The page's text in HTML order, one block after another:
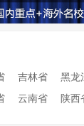
吉林省 黑龙
云南省 陕西